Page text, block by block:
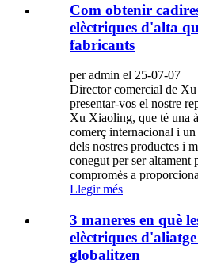
Com obtenir
elèctriques d'alta
fabricants
per admin el 25-07-07
Director comercial de
presentar-vos el nostre
Xu Xiaoling, que té una
comerç internacional i
dels nostres productes i
conegut per ser altament
compromès a
Llegir més
3 maneres en què
elèctriques
globalitzen